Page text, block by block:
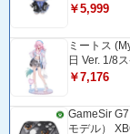
￥5,999
ミートス
日 Ver. 1/8
￥7,176
GameSir
モデル）